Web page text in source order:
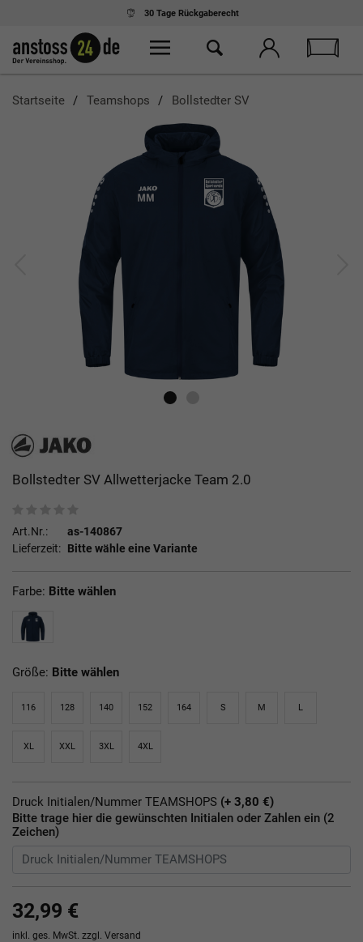
30 Tage Rückgaberecht
Startseite Teamshops Bollstedter SV
Bollstedter SV Allwetterjacke Team 2.0
Art.Nr.:
as-140867
Lieferzeit: Bitte wähle eine Variante
Farbe: Bitte wählen
Größe: Bitte wählen
116 128 140 152 164 S M L
XL XXL 3XL 4XL
Druck Initialen/Nummer TEAMSHOPS (+ 3,80 €)
Bitte trage hier die gewünschten Initialen oder Zahlen ein (2
Zeichen)
32,99 €
inkl. ges. MwSt. zzgl. Versand